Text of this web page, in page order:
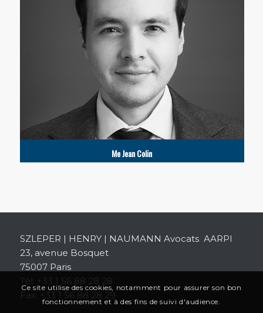
Me Jean Colin
SZLEPER | HENRY | NAUMANN Avocats AARPI
23, avenue Bosquet
75007 Paris
Tél. +33 1 56 88 28 28
Fax. +33 1 56 88 28 29
Ce site utilise des cookies, notamment pour assurer son bon
fonctionnement et à des fins de suivi d'audience.